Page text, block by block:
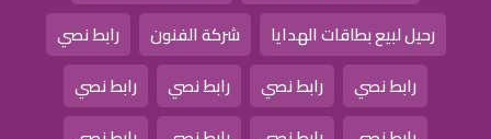
رحيل لبيع بطاقات الهدايا
شركة الفنون
رابط نصي
رابط نصي
رابط نصي رابط نصي
رابط نصي